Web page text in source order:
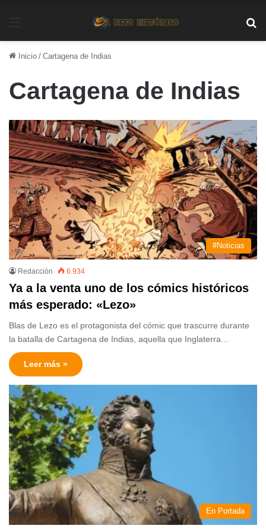
Inicio / Cartagena de Indias
Cartagena de Indias
#Noticias
Redacción 6.934
Ya a la venta uno de los cómics históricos
más esperado: «Lezo»
Blas de Lezo es el protagonista del cómic que trascurre durante
la batalla de Cartagena de Indias, aquella que Inglaterra…
Leer más »
En Portada